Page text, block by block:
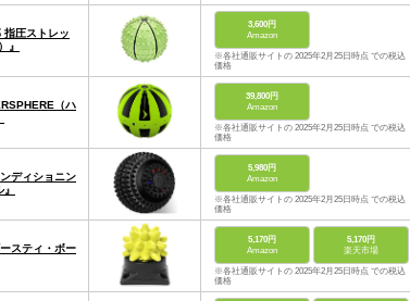
指圧ストレッ
』
3,600円
Amazon
※各社通販サイトの 2025年2月25日時点 での税込
価格
（ハ
39,800円
Amazon
※各社通販サイトの 2025年2月25日時点 での税込
価格
ディショニン
5,980円
Amazon
※各社通販サイトの 2025年2月25日時点 での税込
価格
スティ・ボー
5,170円
Amazon
5,170円
楽天市場
※各社通販サイトの 2025年2月25日時点 での税込
価格